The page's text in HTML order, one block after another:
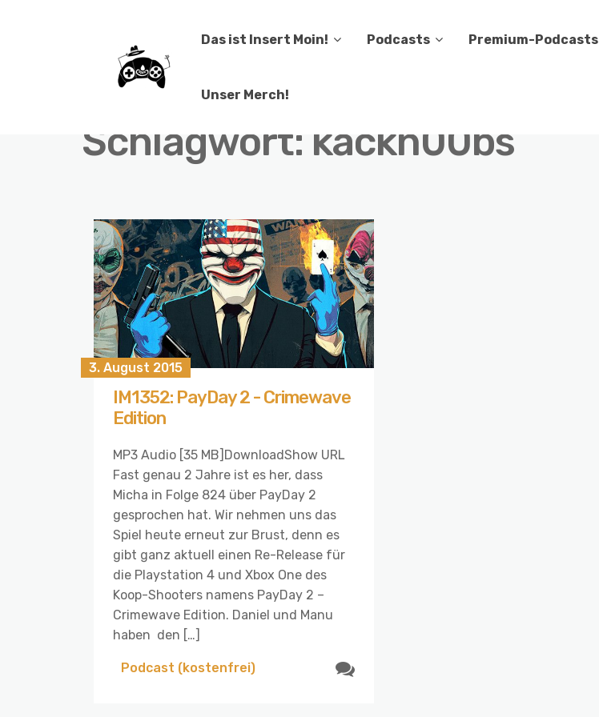
Das ist Insert Moin! Podcasts Premium-Podcasts
Unser Merch!
Schlagwort: kackn00bs
3. August 2015
IM1352: PayDay 2 - Crimewave
Edition
MP3 Audio [35 MB]DownloadShow URL
Fast genau 2 Jahre ist es her, dass
Micha in Folge 824 über PayDay 2
gesprochen hat. Wir nehmen uns das
Spiel heute erneut zur Brust, denn es
gibt ganz aktuell einen Re-Release für
die Playstation 4 und Xbox One des
Koop-Shooters namens PayDay 2 –
Crimewave Edition. Daniel und Manu
haben den […]
Podcast (kostenfrei)